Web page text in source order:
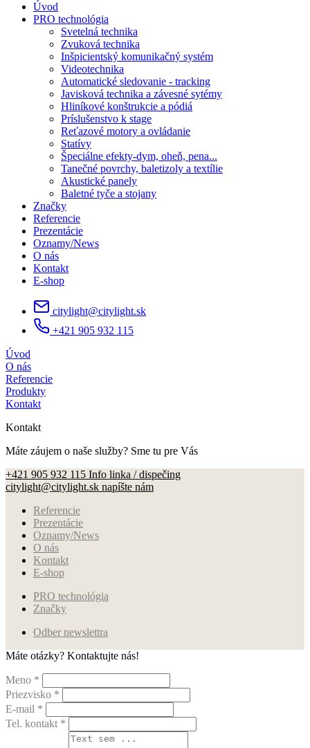
Úvod
PRO technológia
Svetelná technika
Zvuková technika
Inšpicientský komunikačný systém
Videotechnika
Automatické sledovanie - tracking
Javisková technika a závesné sytémy
Hliníkové konštrukcie a pódiá
Príslušenstvo k stage
Reťazové motory a ovládanie
Statívy
Špeciálne efekty-dym, oheň, pena...
Tanečné povrchy, baletizoly a textílie
Akustické panely
Baletné tyče a stojany
Značky
Referencie
Prezentácie
Oznamy/News
O nás
Kontakt
E-shop
citylight@citylight.sk
+421 905 932 115
Úvod
O nás
Referencie
Produkty
Kontakt
Kontakt
Máte záujem o naše služby? Sme tu pre Vás
+421 905 932 115 Info linka / dispečing
citylight@citylight.sk napíšte nám
Referencie
Prezentácie
Oznamy/News
O nás
Kontakt
E-shop
PRO technológia
Značky
Odber newslettra
Máte otázky? Kontaktujte nás!
Meno *
Priezvisko *
E-mail *
Tel. kontakt *